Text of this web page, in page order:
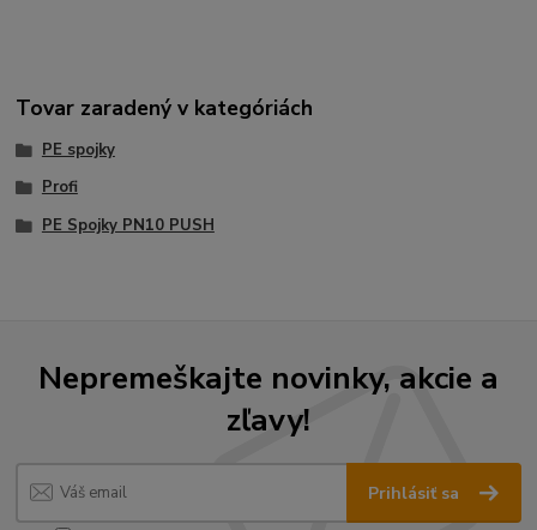
Tovar zaradený v kategóriách
PE spojky
Profi
PE Spojky PN10 PUSH
Nepremeškajte novinky, akcie a
zľavy!
Prihlásiť sa